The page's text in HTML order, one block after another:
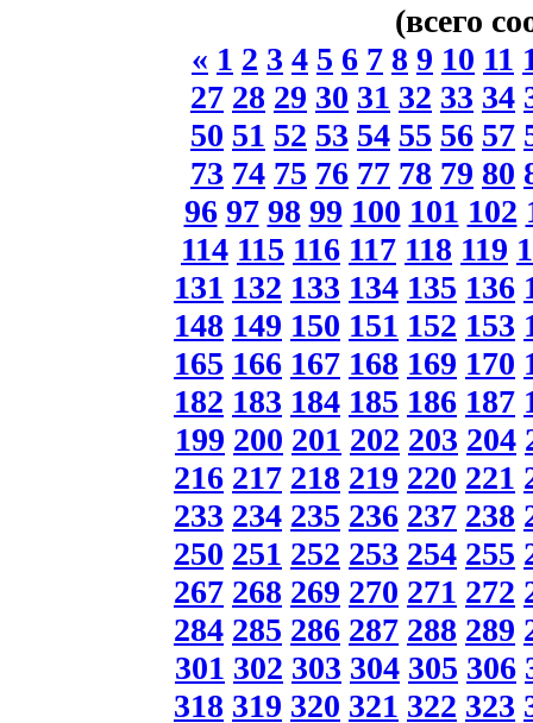
(всего
« 1 2 3 4 5 6 7 8 9 10 11
27 28 29 30 31 32 33 34
50 51 52 53 54 55 56 57
73 74 75 76 77 78 79 80
96 97 98 99 100 101 102
114 115 116 117 118 119
131 132 133 134 135 136
148 149 150 151 152 153
165 166 167 168 169 170
182 183 184 185 186 187
199 200 201 202 203 204
216 217 218 219 220 221
233 234 235 236 237 238
250 251 252 253 254 255
267 268 269 270 271 272
284 285 286 287 288 289
301 302 303 304 305 306
318 319 320 321 322 323